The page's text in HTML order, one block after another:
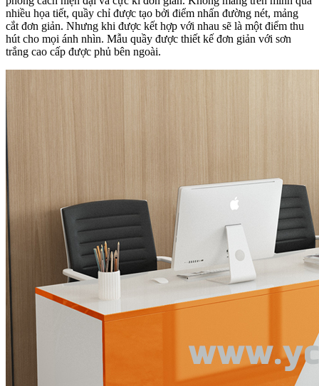
nhiều họa tiết, quầy chỉ được tạo bởi điểm nhấn đường nét, mảng
cắt đơn giản. Nhưng khi được kết hợp với nhau sẽ là một điểm thu
hút cho mọi ánh nhìn. Mẫu quầy được thiết kế đơn giản với sơn
trắng cao cấp được phủ bên ngoài.